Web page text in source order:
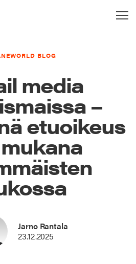
BLOG
media
–
etuoikeus
Jarno Rantala
23.12.2025